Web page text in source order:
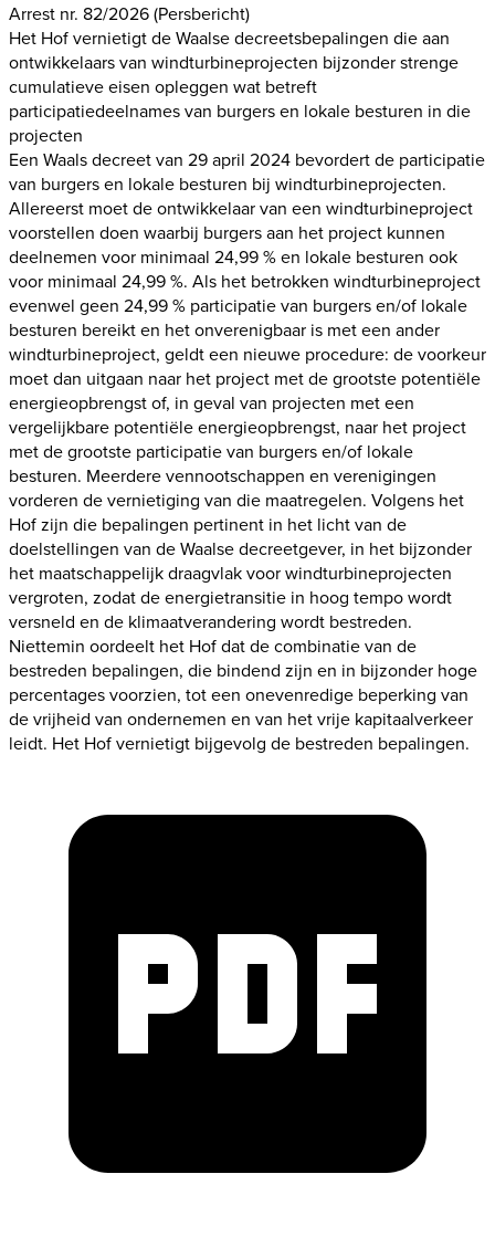
Arrest nr. 82/2026(Persbericht)
Het Hof vernietigt de Waalse decreetsbepalingen die aan
ontwikkelaars van windturbineprojecten bijzonder strenge
cumulatieve eisen opleggen wat betreft
participatiedeelnames van burgers en lokale besturen in die
projecten
Een Waals decreet van 29 april 2024 bevordert de participatie
van burgers en lokale besturen bij windturbineprojecten.
Allereerst moet de ontwikkelaar van een windturbineproject
voorstellen doen waarbij burgers aan het project kunnen
deelnemen voor minimaal 24,99 % en lokale besturen ook
voor minimaal 24,99 %. Als het betrokken windturbineproject
evenwel geen 24,99 % participatie van burgers en/of lokale
besturen bereikt en het onverenigbaar is met een ander
windturbineproject, geldt een nieuwe procedure: de voorkeur
moet dan uitgaan naar het project met de grootste potentiële
energieopbrengst of, in geval van projecten met een
vergelijkbare potentiële energieopbrengst, naar het project
met de grootste participatie van burgers en/of lokale
besturen. Meerdere vennootschappen en verenigingen
vorderen de vernietiging van die maatregelen. Volgens het
Hof zijn die bepalingen pertinent in het licht van de
doelstellingen van de Waalse decreetgever, in het bijzonder
het maatschappelijk draagvlak voor windturbineprojecten
vergroten, zodat de energietransitie in hoog tempo wordt
versneld en de klimaatverandering wordt bestreden.
Niettemin oordeelt het Hof dat de combinatie van de
bestreden bepalingen, die bindend zijn en in bijzonder hoge
percentages voorzien, tot een onevenredige beperking van
de vrijheid van ondernemen en van het vrije kapitaalverkeer
leidt. Het Hof vernietigt bijgevolg de bestreden bepalingen.